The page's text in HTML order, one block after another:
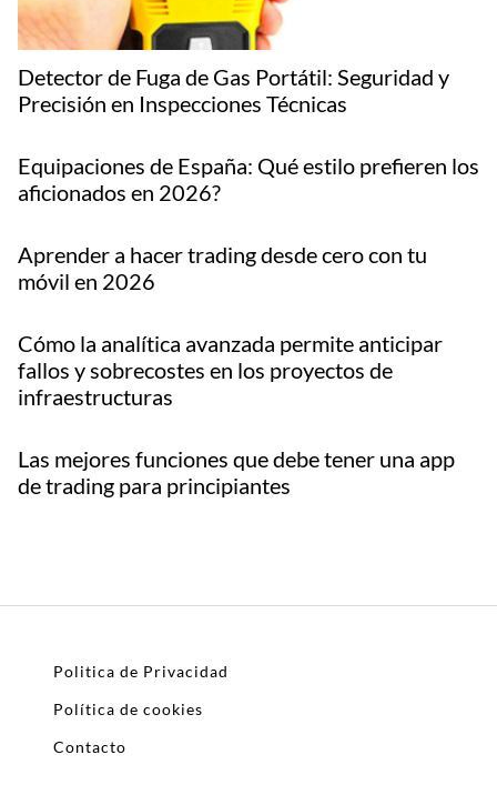
Detector de Fuga de Gas Portátil: Seguridad y
Precisión en Inspecciones Técnicas
Equipaciones de España: Qué estilo prefieren los
aficionados en 2026?
Aprender a hacer trading desde cero con tu
móvil en 2026
Cómo la analítica avanzada permite anticipar
fallos y sobrecostes en los proyectos de
infraestructuras
Las mejores funciones que debe tener una app
de trading para principiantes
Politica de Privacidad
Política de cookies
Contacto